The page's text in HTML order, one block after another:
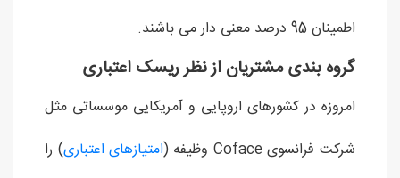
اطمینان 95 درصد معنی دار می باشند.
گروه بندی مشتریان از نظر ریسک اعتباری
امروزه در کشورهای اروپایی و آمریکایی موسساتی مثل
شرکت فرانسوی Coface وظیفه (
امتیازهای اعتباری) را